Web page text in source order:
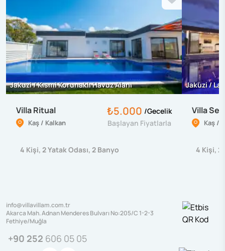
Jakuzi / Kısmi Korunaklı Havuz Alanı
Villa Ritual
Kaş / Kalkan
₺5.000 /Gecelik
Başlayan Fiyatlarla
4 Kişi, 2Yatak Odası, 2 Banyo
Jakuzi /
Villa
Kaş /
4 Kişi, 2
info@villavillam.com.tr
Akarca Mah. Adnan Menderes Bulvarı No:205/C 1-2-3
Fethiye/Muğla
+90 252 606 05 05